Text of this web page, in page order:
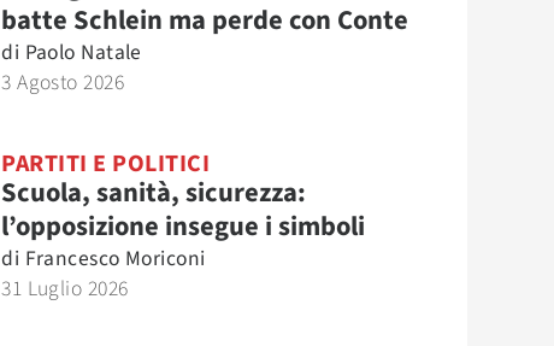
batte Schlein ma perde con Conte
di Paolo Natale
3 Agosto 2026
PARTITI E POLITICI
Scuola, sanità, sicurezza:
l’opposizione insegue i simboli
di Francesco Moriconi
31 Luglio 2026